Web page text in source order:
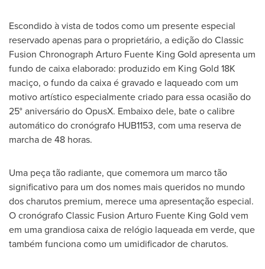
Escondido à vista de todos como um presente especial
reservado apenas para o proprietário, a edição do Classic
Fusion Chronograph Arturo Fuente King Gold apresenta um
fundo de caixa elaborado: produzido em King Gold 18K
maciço, o fundo da caixa é gravado e laqueado com um
motivo artístico especialmente criado para essa ocasião do
25°aniversário do OpusX. Embaixo dele, bate o calibre
automático do cronógrafo HUB1153, com uma reserva de
marcha de 48 horas.
Uma peça tão radiante, que comemora um marco tão
significativo para um dos nomes mais queridos no mundo
dos charutos premium, merece uma apresentação especial.
O cronógrafo Classic Fusion Arturo Fuente King Gold vem
em uma grandiosa caixa de relógio laqueada em verde, que
também funciona como um umidificador de charutos.